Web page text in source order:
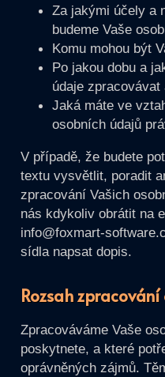
Za jakými účely a
budeme Vaše
Komu mohou být
Po jakou dobu a
údaje zpracovávat
Jaká máte ve
osobních údajů
V případě, že budete
textu vysvětlit, poradit
zpracování Vašich
nás kdykoliv obrátit na
info@foxmart-
sídla napsat dopis.
Rozsah
Zpracováváme Vaše
poskytnete, a které
oprávněných zájmů.